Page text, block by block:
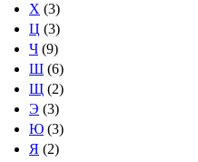
Х (3)
Ц (3)
Ч (9)
Ш (6)
Щ (2)
Э (3)
Ю (3)
Я (2)